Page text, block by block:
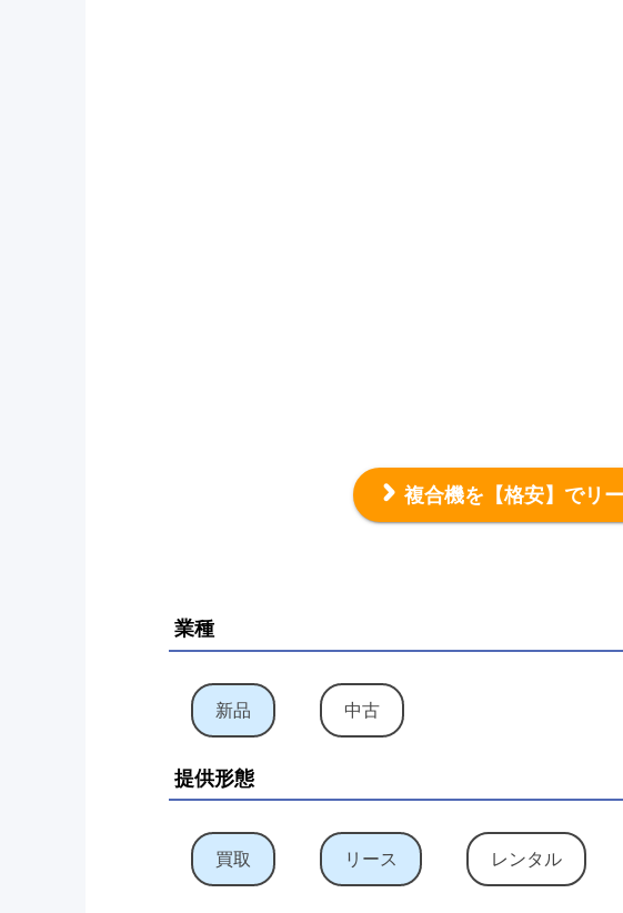
複合機を 【格安】でリ
業種
新品 中古
提供形態
買取 リース レンタル